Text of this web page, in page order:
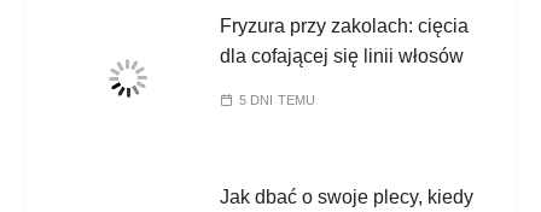
Fryzura przy zakolach: cięcia
dla cofającej się linii włosów
5 DNI TEMU
Jak dbać o swoje plecy, kiedy